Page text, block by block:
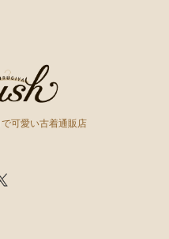
可愛い古着通販店